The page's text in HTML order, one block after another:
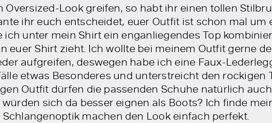
Oversized-Look greifen, so habt ihr einen tollen
ihr euch entscheidet, euer Outfit ist schon mal um
ich unter mein Shirt ein enganliegendes Top
euer Shirt zieht. Ich wollte bei meinem Outfit gerne
aufgreifen, deswegen habe ich eine Faux-
etwas Besonderes und unterstreicht den rockigen
Outfit dürfen die passenden Schuhe natürlich
sich da besser eignen als Boots? Ich finde
Schlangenoptik machen den Look einfach perfekt.